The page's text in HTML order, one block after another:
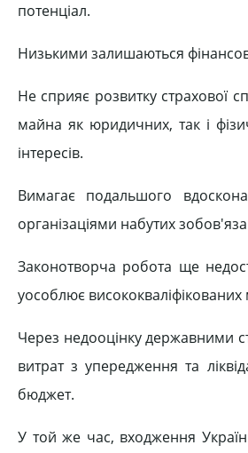
потенціал.
Низькими залишаються
Не сприяє розвитку страхової
майна як юридичних, так і
інтересів.
Вимагає подальшого
організаціями набутих
Законотворча робота ще
уособлює
Через недооцінку державними
витрат з упередження та
бюджет.
У той же час, входження